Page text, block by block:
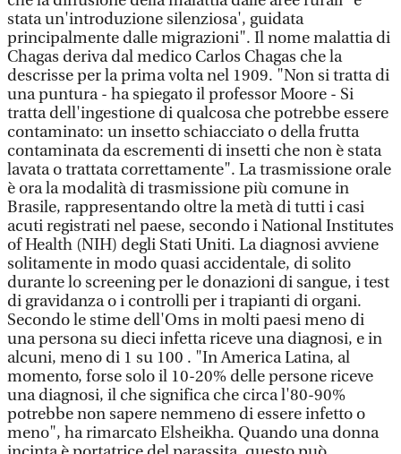
stata un'introduzione silenziosa', guidata
principalmente dalle migrazioni". Il nome malattia di
Chagas deriva dal medico Carlos Chagas che la
descrisse per la prima volta nel 1909. "Non si tratta di
una puntura - ha spiegato il professor Moore - Si
tratta dell'ingestione di qualcosa che potrebbe essere
contaminato: un insetto schiacciato o della frutta
contaminata da escrementi di insetti che non è stata
lavata o trattata correttamente". La trasmissione orale
è ora la modalità di trasmissione più comune in
Brasile, rappresentando oltre la metà di tutti i casi
acuti registrati nel paese, secondo i National Institutes
of Health (NIH) degli Stati Uniti. La diagnosi avviene
solitamente in modo quasi accidentale, di solito
durante lo screening per le donazioni di sangue, i test
di gravidanza o i controlli per i trapianti di organi.
Secondo le stime dell'Oms in molti paesi meno di
una persona su dieci infetta riceve una diagnosi, e in
alcuni, meno di 1 su 100 . "In America Latina, al
momento, forse solo il 10-20% delle persone riceve
una diagnosi, il che significa che circa l'80-90%
potrebbe non sapere nemmeno di essere infetto o
meno", ha rimarcato Elsheikha. Quando una donna